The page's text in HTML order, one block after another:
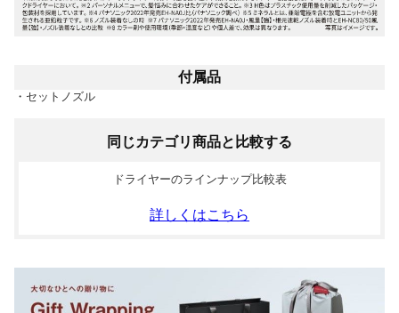
付属品
・セットノズル
同じカテゴリ商品と比較する
ドライヤーのラインナップ比較表
詳しくはこちら